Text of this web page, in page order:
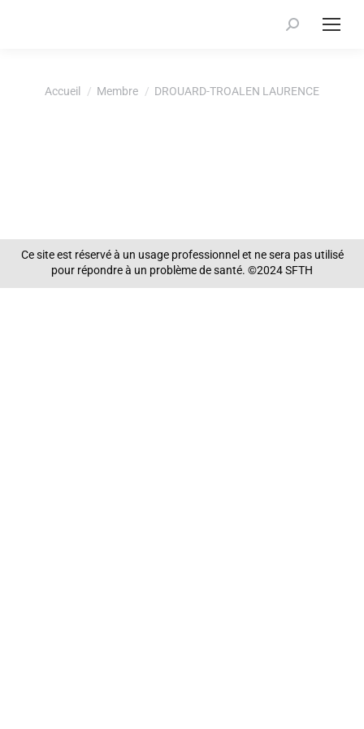
Recherche
Vous êtes ici :
Accueil Membre DROUARD-TROALEN LAURENCE
Ce site est réservé à un usage professionnel et ne sera pas utilisé
pour répondre à un problème de santé. ©2024 SFTH